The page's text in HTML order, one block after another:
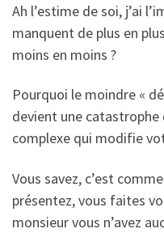
Ah l’estime de soi, j’ai
manquent de plus en
moins en moins ?
Pourquoi le moindre «
devient une catastrophe
complexe qui modifie
Vous savez, c’est
présentez, vous faites
monsieur vous n’avez